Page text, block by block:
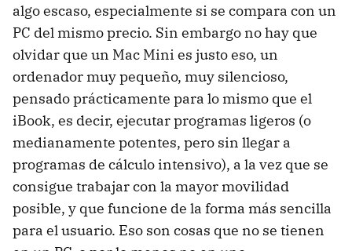
algo escaso, especialmente si se compara con un
PC del mismo precio. Sin embargo no hay que
olvidar que un Mac Mini es justo eso, un
ordenador muy pequeño, muy silencioso,
pensado prácticamente para lo mismo que el
iBook, es decir, ejecutar programas ligeros (o
medianamente potentes, pero sin llegar a
programas de cálculo intensivo), a la vez que se
consigue trabajar con la mayor movilidad
posible, y que funcione de la forma más sencilla
para el usuario. Eso son cosas que no se tienen